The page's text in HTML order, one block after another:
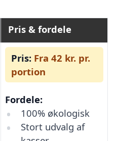
Pris & fordele
Pris: Fra 42 kr. pr.
portion
Fordele:
100% økologisk
Stort udvalg af